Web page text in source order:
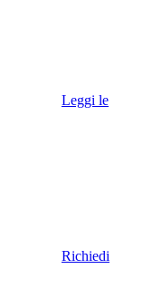
Leggi le
Richiedi